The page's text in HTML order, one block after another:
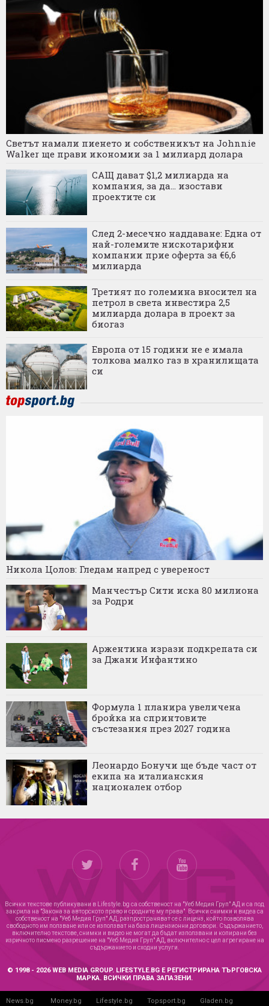
Светът намали пиенето и собственикът на Johnnie
Walker ще прави икономии за 1 милиард долара
САЩ дават $1,2 милиарда на
компания, за да... изостави
проектите си
След 2-месечно наддаване: Една от
най-големите нискотарифни
компании прие оферта за €6,6
милиарда
Третият по големина вносител на
петрол в света инвестира 2,5
милиарда долара в проект за
биогаз
Европа от 15 години не е имала
толкова малко газ в хранилищата
си
Никола Цолов: Гледам напред с увереност
Манчестър Сити иска 80 милиона
за Родри
Аржентина изрази подкрепата си
за Джани Инфантино
Формула 1 планира увеличена
бройка на спринтовите
състезания през 2027 година
Леонардо Бонучи ще бъде част от
екипа на италианския
национален отбор
Всички текстове публикувани в Lifestyle.bg са собственост на "Уеб Медия Груп" АД и са под
закрила на "Закона за авторското право и сродните му права". Всички снимки и видеа са
собственост на "Уеб Медия Груп" АД, разпространяват се с лиценз, който позволява
свободното им ползване или се използват на база лицензионни договори. Съдържанието,
включително текстове, снимки и видео не могат да бъдат използвани и копирани без
изричното писмено разрешение на "Уеб Медия Груп" АД, включително с цел агрегиране на
съдържанието и сходни услуги.
© 1998 - 2026 WEB MEDIA GROUP. LIFESTYLE.BG Е РЕГИСТРИРАНА ТЪРГОВСКА
МАРКА. ВСИЧКИ ПРАВА ЗАПАЗЕНИ.
News.bg Money.bg Lifestyle.bg Topsport.bg Gladen.bg